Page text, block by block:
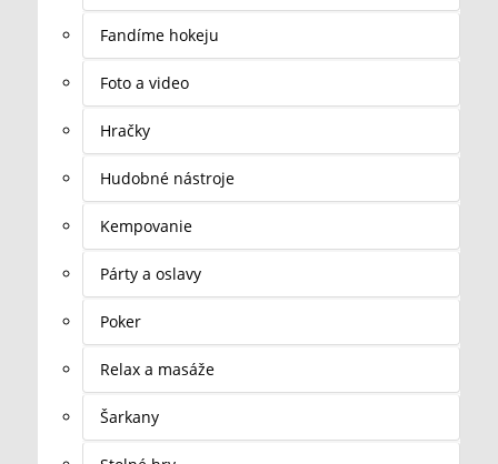
Fandíme hokeju
Foto a video
Hračky
Hudobné nástroje
Kempovanie
Párty a oslavy
Poker
Relax a masáže
Šarkany